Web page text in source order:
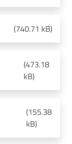
(740.71 kB)
(473.18
kB)
(155.38
kB)